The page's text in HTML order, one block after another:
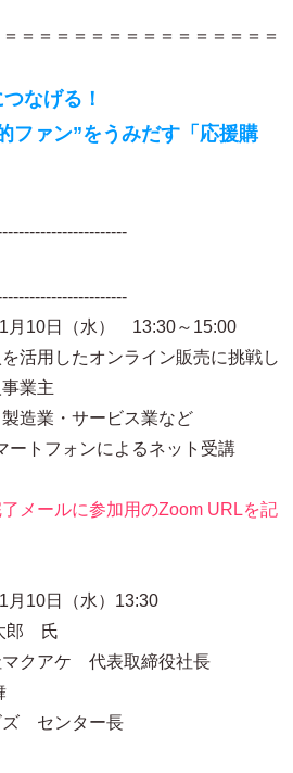
＝＝＝＝＝＝＝＝＝＝＝＝＝＝＝
なげる！
ファン”をうみだす「応援購
日（水） 13:30～15:00
したオンライン販売に挑戦し
業主
サービス業など
トフォンによるネット受講
メールに参加用のZoom URLを記
10日（水）13:30
氏
ケ 代表取締役社長
ター長